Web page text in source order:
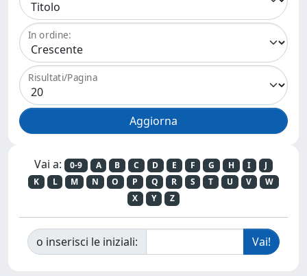
In ordine:
Risultati/Pagina
Vai a: 0-9 A B C D E F G H I
J
K
L M N O P Q R S T U V
W
X
Y Z
o inserisci le iniziali: